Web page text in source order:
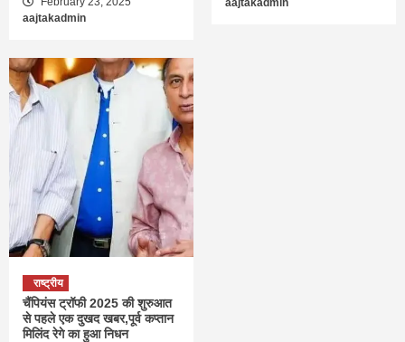
aajtakadmin
राष्ट्रीय
चैंपियंस ट्रॉफी 2025 की शुरुआत
से पहले एक दुखद खबर,पूर्व कप्तान
मिलिंद रेगे का हुआ निधन